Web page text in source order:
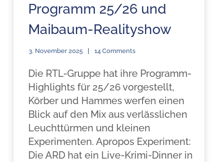
Programm 25/26 und
Maibaum-Realityshow
3. November 2025 14 Comments
Die RTL-Gruppe hat ihre Programm-
Highlights für 25/26 vorgestellt,
Körber und Hammes werfen einen
Blick auf den Mix aus verlässlichen
Leuchttürmen und kleinen
Experimenten. Apropos Experiment:
Die ARD hat ein Live-Krimi-Dinner in